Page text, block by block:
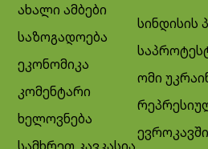
ახალი ამბები
საზოგადოება
ეკონომიკა
კომენტარი
ხელოვნება
სამხრეთ კავკასია
სინდისის
ომი